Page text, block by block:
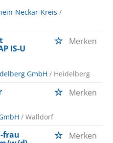
Neckar-Kreis /
IS-U
Merken
GmbH / Heidelberg
Merken
/ Walldorf
frau Merken